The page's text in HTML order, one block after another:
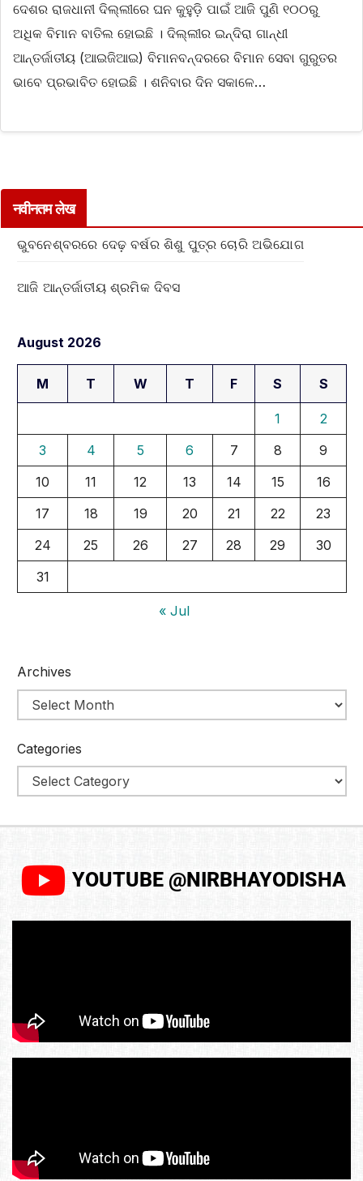
ଦେଶର ରାଜଧାନୀ ଦିଲ୍ଲୀରେ ଘନ କୁହୁଡ଼ି ପାଇଁ ଆଜି ପୁଣି ୧୦୦ରୁ
ଅଧିକ ବିମାନ ବାତିଲ ହୋଇଛି । ଦିଲ୍ଲୀର ଇନ୍ଦିରା ଗାନ୍ଧୀ
ଆନ୍ତର୍ଜାତୀୟ (ଆଇଜିଆଇ) ବିମାନବନ୍ଦରରେ ବିମାନ ସେବା ଗୁରୁତର
ଭାବେ ପ୍ରଭାବିତ ହୋଇଛି । ଶନିବାର ଦିନ ସକାଳେ…
नवीनतम लेख
ଭୁବନେଶ୍ବରରେ ଦେଢ଼ ବର୍ଷର ଶିଶୁ ପୁତ୍ର ଚୋରି ଅଭିଯୋଗ
ଆଜି ଆନ୍ତର୍ଜାତୀୟ ଶ୍ରମିକ ଦିବସ
August 2026
M T W T F S S
1
2
3
4 5 6 7 8
9
10
11 12 13 14 15
16
17
18 19 20 21 22
23
24
25 26 27 28 29
30
31
« Jul
Archives
Categories
YOUTUBE @NIRBHAYODISHA